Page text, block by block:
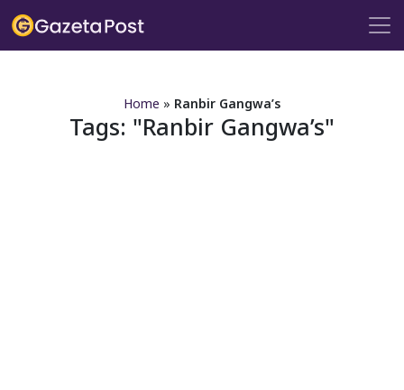
Home » Ranbir Gangwa’s
Tags: Ranbir Gangwa’s